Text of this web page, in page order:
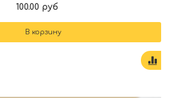
100.00 руб
В корзину